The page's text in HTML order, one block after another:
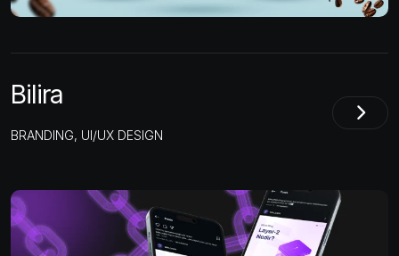
Bilira
BRANDING, UI/UX DESIGN